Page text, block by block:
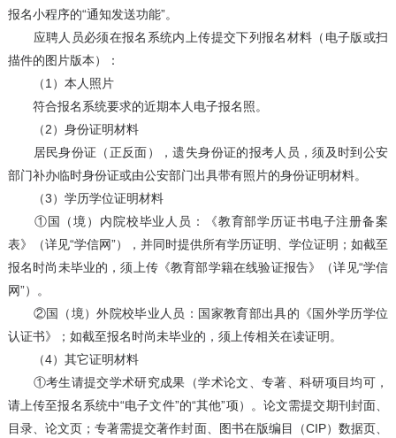
报名小程序的“通知发送功能”。
应聘人员必须在报名系统内上传提交下列报名材料（电子版或扫
描件的图片版本）：
（1）本人照片
符合报名系统要求的近期本人电子报名照。
（2）身份证明材料
居民身份证（正反面），遗失身份证的报考人员，须及时到公安
部门补办临时身份证或由公安部门出具带有照片的身份证明材料。
（3）学历学位证明材料
①国（境）内院校毕业人员：《教育部学历证书电子注册备案
表》（详见“学信网”），并同时提供所有学历证明、学位证明；如截至
报名时尚未毕业的，须上传《教育部学籍在线验证报告》（详见“学信
网”）。
②国（境）外院校毕业人员：国家教育部出具的《国外学历学位
认证书》；如截至报名时尚未毕业的，须上传相关在读证明。
（4）其它证明材料
①考生请提交学术研究成果（学术论文、专著、科研项目均可，
请上传至报名系统中“电子文件”的“其他”项）。论文需提交期刊封面、
目录、论文页；专著需提交著作封面、图书在版编目（CIP）数据页、